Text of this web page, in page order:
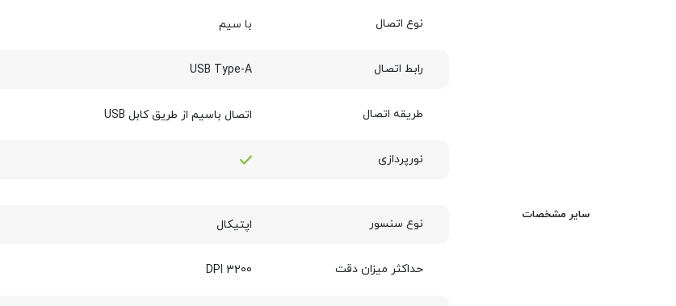
نوع اتصال با سیم
رابط اتصال USB Type-A
طریقه اتصال اتصال باسیم از طریق کابل USB
نورپردازی
سایر مشخصات
نوع سنسور اپتیکال
حداکثر میزان دقت 3200 DPI